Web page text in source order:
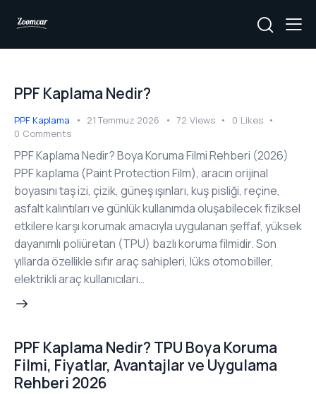
PPF Kaplama Nedir?
PPF Kaplama 21 Temmuz 2026 72 Views 0 Likes
0 Comments
PPF Kaplama Nedir? Boya Koruma Filmi Rehberi (2026)
PPF kaplama (Paint Protection Film), aracın orijinal
boyasını taş izi, çizik, güneş ışınları, kuş pisliği, reçine,
asfalt kalıntıları ve günlük kullanımda oluşabilecek fiziksel
etkilere karşı korumak amacıyla uygulanan şeffaf, yüksek
dayanımlı poliüretan (TPU) bazlı koruma filmidir. Son
yıllarda özellikle sıfır araç sahipleri, lüks otomobiller,
elektrikli araç kullanıcıları…
PPF Kaplama Nedir? TPU Boya Koruma
Filmi, Fiyatlar, Avantajlar ve Uygulama
Rehberi 2026